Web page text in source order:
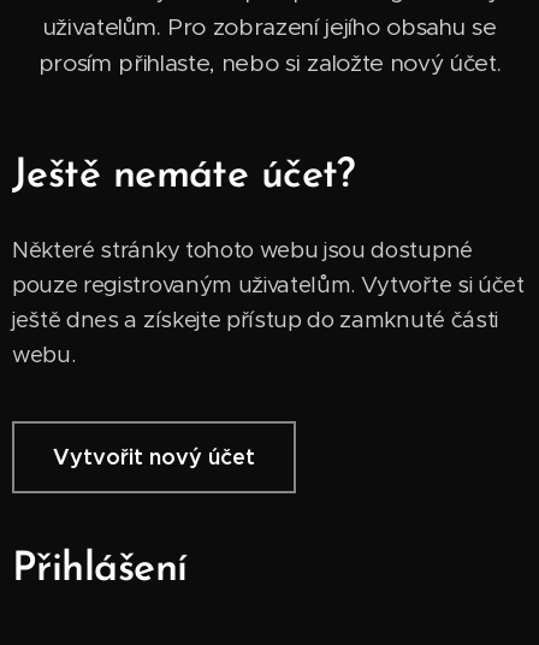
uživatelům. Pro zobrazení jejího obsahu se
prosím přihlaste, nebo si založte nový účet.
Ještě nemáte účet?
Některé stránky tohoto webu jsou dostupné
pouze registrovaným uživatelům. Vytvořte si účet
ještě dnes a získejte přístup do zamknuté části
webu.
Vytvořit nový účet
Přihlášení